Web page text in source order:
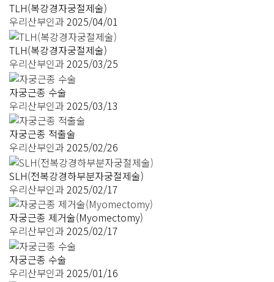
TLH(복강경자궁절제술)
우리산부인과2025/04/01
TLH(복강경자궁절제술)
우리산부인과2025/03/25
자궁근종 수술
우리산부인과2025/03/13
자궁근종 적출술
우리산부인과2025/02/26
SLH(전복강경하부분자궁절제술)
우리산부인과2025/02/17
자궁근종 제거술(Myomectomy)
우리산부인과2025/02/17
자궁근종 수술
우리산부인과2025/01/16